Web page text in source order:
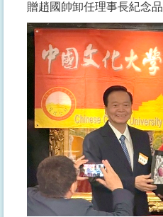
贈趙國帥卸任理事長紀念品